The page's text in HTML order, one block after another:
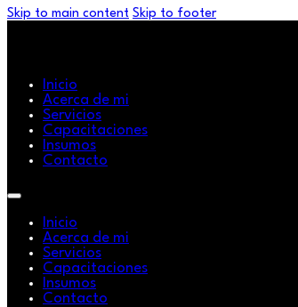
Skip to main content Skip to footer
Inicio
Acerca de mi
Servicios
Capacitaciones
Insumos
Contacto
Inicio
Acerca de mi
Servicios
Capacitaciones
Insumos
Contacto